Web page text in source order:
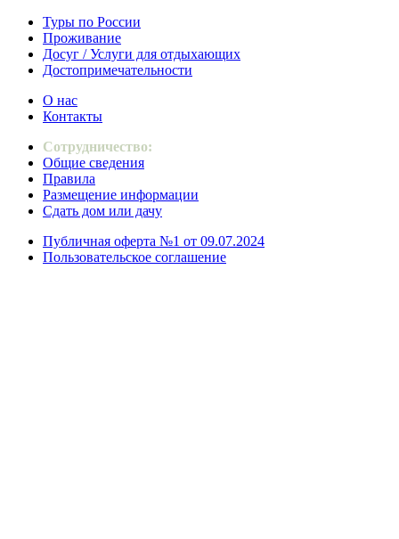
Туры по России
Проживание
Досуг / Услуги для отдыхающих
Достопримечательности
О нас
Контакты
Сотрудничество:
Общие сведения
Правила
Размещение информации
Сдать дом или дачу
Публичная оферта №1 от 09.07.2024
Пользовательское соглашение